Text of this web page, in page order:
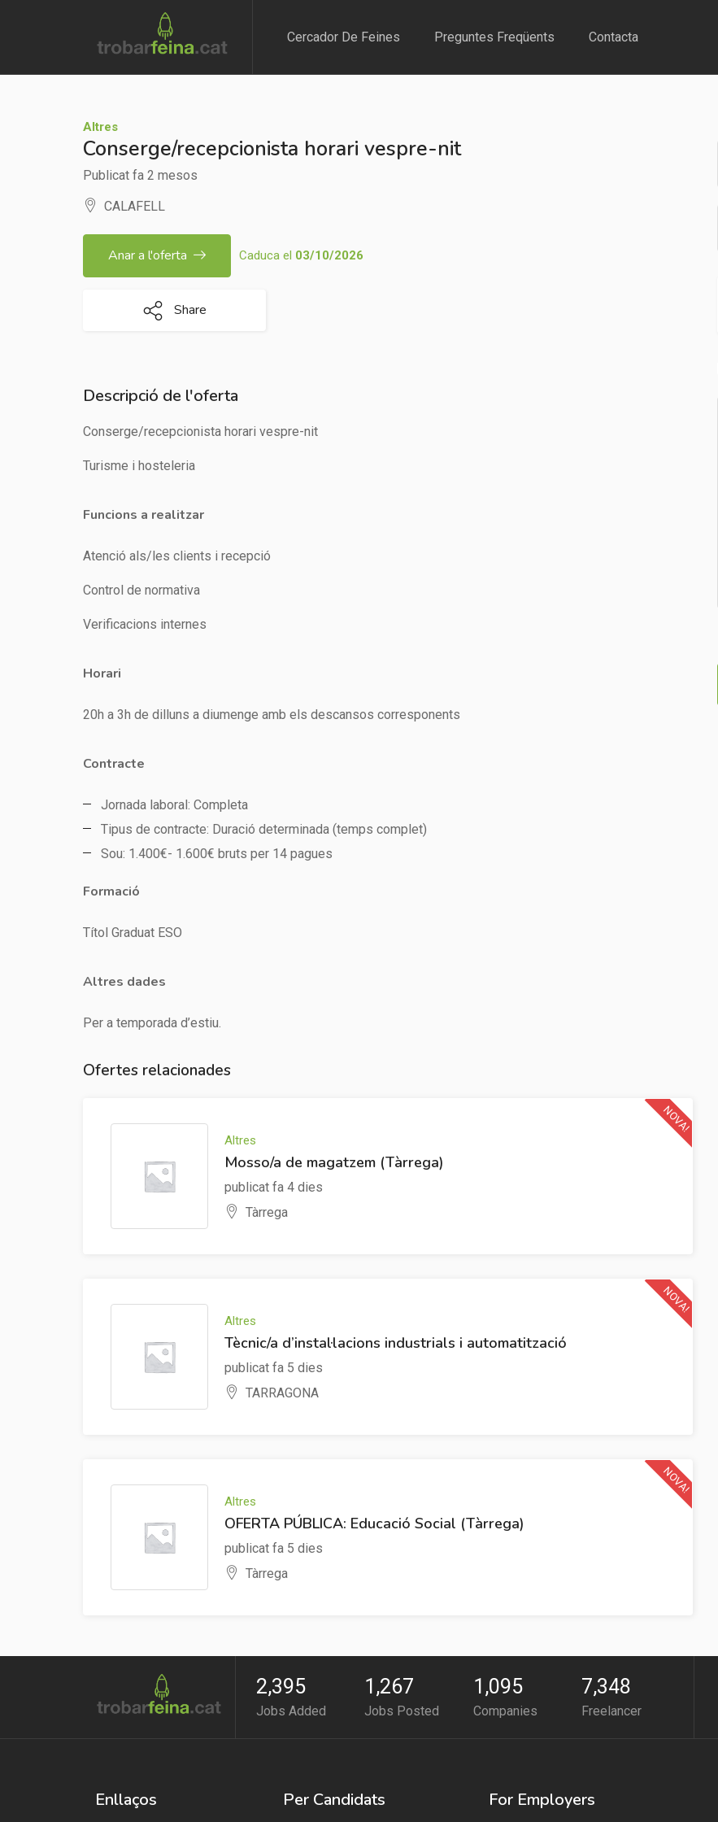
Cercador De Feines Preguntes Freqüents Contacta
Altres
Conserge/recepcionista horari vespre-nit
Publicat fa 2 mesos
CALAFELL
Caduca el 03/10/2026
Anar a l'oferta
Share
Descripció de l'oferta
Conserge/recepcionista horari vespre-nit
Turisme i hosteleria
Funcions a realitzar
Atenció als/les clients i recepció
Control de normativa
Verificacions internes
Horari
20h a 3h de dilluns a diumenge amb els descansos corresponents
Contracte
Jornada laboral: Completa
Tipus de contracte: Duració determinada (temps complet)
Sou: 1.400€- 1.600€ bruts per 14 pagues
Formació
Títol Graduat ESO
Altres dades
Per a temporada d’estiu.
Ofertes relacionades
Altres
Mosso/a de magatzem (Tàrrega)
publicat fa 4 dies
Tàrrega
NOVA!
Altres
Tècnic/a d’instal·lacions industrials i automatització
publicat fa 5 dies
TARRAGONA
NOVA!
Altres
OFERTA PÚBLICA: Educació Social (Tàrrega)
publicat fa 5 dies
Tàrrega
NOVA!
2,395
Jobs Added
1,267
Jobs Posted
1,095
Companies
7,348
Freelancer
Enllaços Per Candidats For Employers